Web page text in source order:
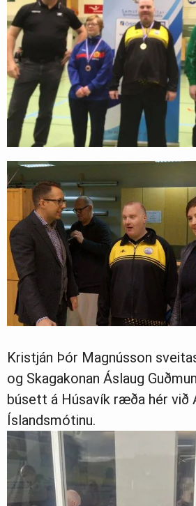
Kristján Þór Magnússon
og Skagakonan Áslaug
búsett á Húsavík ræða hér við
Íslandsmótinu.